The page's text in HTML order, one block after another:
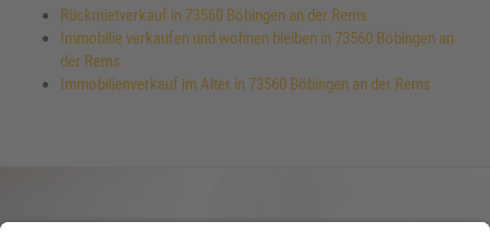
Rückmietverkauf in 73560 Böbingen an der Rems
Immobilie verkaufen und wohnen bleiben in 73560 Böbingen an
der Rems
Immobilienverkauf im Alter in 73560 Böbingen an der Rems